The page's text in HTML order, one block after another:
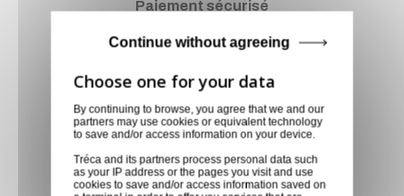
Paiement sécurisé
Paiement CB, virement,
Service client
Optez pour la tranquillité
d'esprit en confiant vos
demandes techniques et devis
By continuing to browse, you agree that we and our
partners may use cookies or equivalent technology
to save and/or access information on your device.
Tréca and its partners process personal data such
as your IP address or the pages you visit and use
cookies to save and/or access information saved on
Continue without agreeing